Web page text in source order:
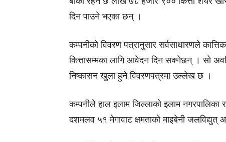
दिन पाउने भएका छन् ।
कम्पनीको विवरण पत्रानुसार सर्वसाधारणले
कित्तासम्मका लागि आवेदन दिन सक्नेछन् । सो
निष्कासन खुला हुने विवरणपत्रमा उल्लेख छ ।
कम्पनीले हाल इलाम जिल्लाको इलाम नगरपालिका र
दशमलव ५१ मेगावाट क्षमताको माइबेनी जलविद्युत्